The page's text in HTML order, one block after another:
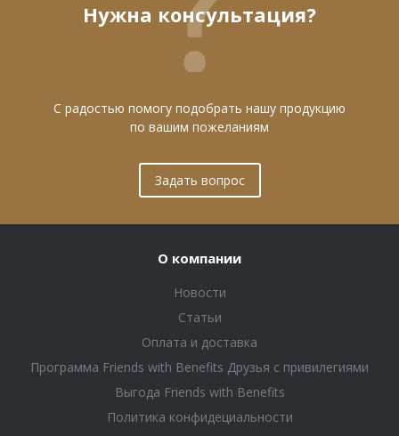
Нужна консультация?
С радостью помогу подобрать нашу продукцию
по вашим пожеланиям
Задать вопрос
О компании
Новости
Статьи
Оплата и доставка
Программа Friends with Benefits Друзья с привилегиями
Выгода Friends with Benefits
Политика конфидециальности